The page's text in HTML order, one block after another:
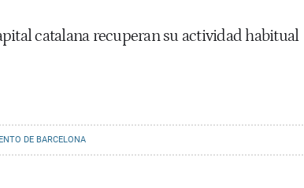
catalana recuperan su actividad habitual
DE BARCELONA